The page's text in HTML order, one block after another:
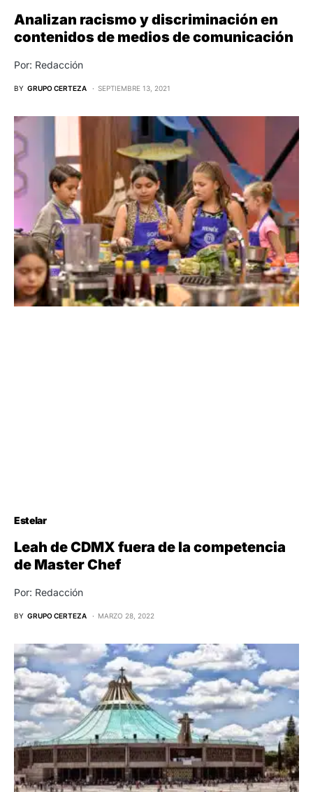
Analizan racismo y discriminación en
contenidos de medios de comunicación
Por: Redacción
BY GRUPO CERTEZA SEPTIEMBRE 13, 2021
Estelar
Leah de CDMX fuera de la competencia
de Master Chef
Por: Redacción
BY GRUPO CERTEZA MARZO 28, 2022